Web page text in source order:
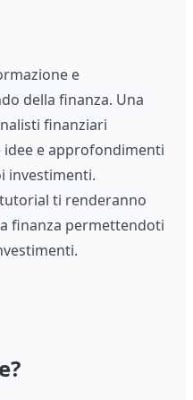
e
della finanza. Una
finanziari
e approfondimenti
investimenti.
ti renderanno
finanza permettendoti